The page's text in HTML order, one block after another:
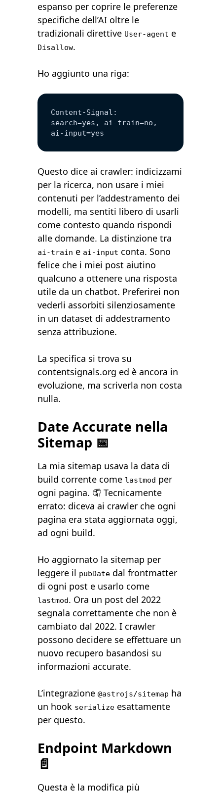
espanso per coprire le preferenze
specifiche dell’AI oltre le
tradizionali direttive User-agent e
Disallow.
Ho aggiunto una riga:
Content-Signal:
search=yes, ai-train=no,
ai-input=yes
Questo dice ai crawler: indicizzami
per la ricerca, non usare i miei
contenuti per l’addestramento dei
modelli, ma sentiti libero di usarli
come contesto quando rispondi
alle domande. La distinzione tra
ai-train e ai-input conta. Sono
felice che i miei post aiutino
qualcuno a ottenere una risposta
utile da un chatbot. Preferirei non
vederli assorbiti silenziosamente
in un dataset di addestramento
senza attribuzione.
La specifica si trova su
contentsignals.org ed è ancora in
evoluzione, ma scriverla non costa
nulla.
Date Accurate nella
Sitemap 📅
La mia sitemap usava la data di
build corrente come lastmod per
ogni pagina. 🤦 Tecnicamente
errato: diceva ai crawler che ogni
pagina era stata aggiornata oggi,
ad ogni build.
Ho aggiornato la sitemap per
leggere il pubDate dal frontmatter
di ogni post e usarlo come
lastmod. Ora un post del 2022
segnala correttamente che non è
cambiato dal 2022. I crawler
possono decidere se effettuare un
nuovo recupero basandosi su
informazioni accurate.
L’integrazione@astrojs/sitemap ha
un hook serialize esattamente
per questo.
Endpoint Markdown
📄
Questa è la modifica più